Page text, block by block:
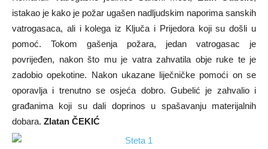
istakao je kako je požar ugašen nadljudskim naporima sanskih
vatrogasaca, ali i kolega iz Ključa i Prijedora koji su došli u
pomoć. Tokom gašenja požara, jedan vatrogasac je
povrijeđen, nakon što mu je vatra zahvatila obje ruke te je
zadobio opekotine. Nakon ukazane liječničke pomoći on se
oporavlja i trenutno se osjeća dobro. Gubelić je zahvalio i
građanima koji su dali doprinos u spašavanju materijalnih
dobara. Zlatan ČEKIĆ